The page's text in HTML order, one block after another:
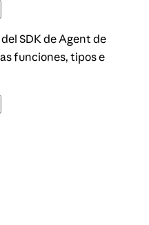
SDK de Agent de
funciones, tipos e